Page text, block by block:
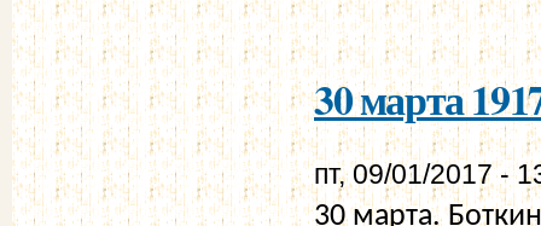
30 марта
пт, 09/01/2017 -
30 марта.